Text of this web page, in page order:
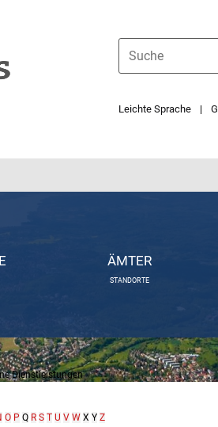
Leichte Sprache
ÄMTER
STANDORTE
Dienstleistungen
O P Q R S T U V W X Y Z